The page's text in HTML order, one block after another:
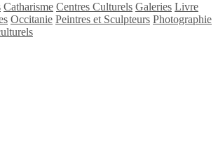
Catharisme Centres Culturels Galeries Livre
Occitanie Peintres et Sculpteurs Photographie